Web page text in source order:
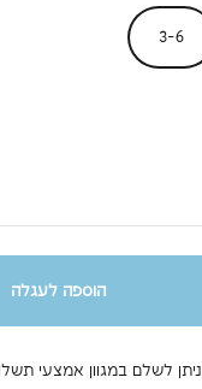
3-6
הוספה לעגלה
ניתן לשלם במגוון אמצעי